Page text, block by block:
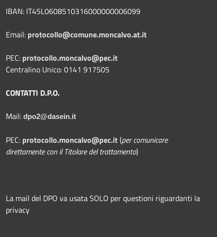
IBAN: IT45L0608510316000000006099
Email: protocollo@comune.moncalvo.at.it
PEC: protocollo.moncalvo@pec.it
Centralino Unico: 0141 917505
CONTATTI D.P.O.
Mail: dpo2@dasein.it
PEC: protocollo.moncalvo@pec.it(per comunicare
direttamente con il Titolare del trattamento)
La mail del DPO va usata SOLO per questioni riguardanti la
privacy